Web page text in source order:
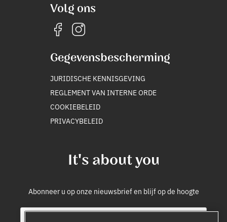
It's about you
Abonneer u op onze nieuwsbrief en blijf op de hoogte
EE
Volg ons
Gegevensbescherming
JURIDISCHE KENNISGEVING
REGLEMENT VAN INTERNE ORDE
COOKIEBELEID
PRIVACYBELEID